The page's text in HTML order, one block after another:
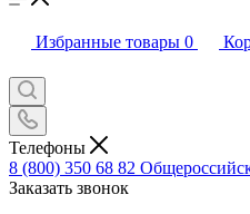
Избранные товары 0
Телефоны
8 (800) 350 68 82
Заказать звонок